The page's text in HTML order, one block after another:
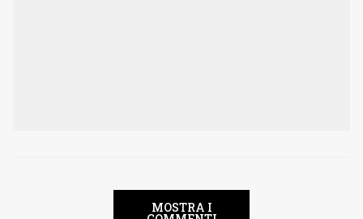
MOSTRA I